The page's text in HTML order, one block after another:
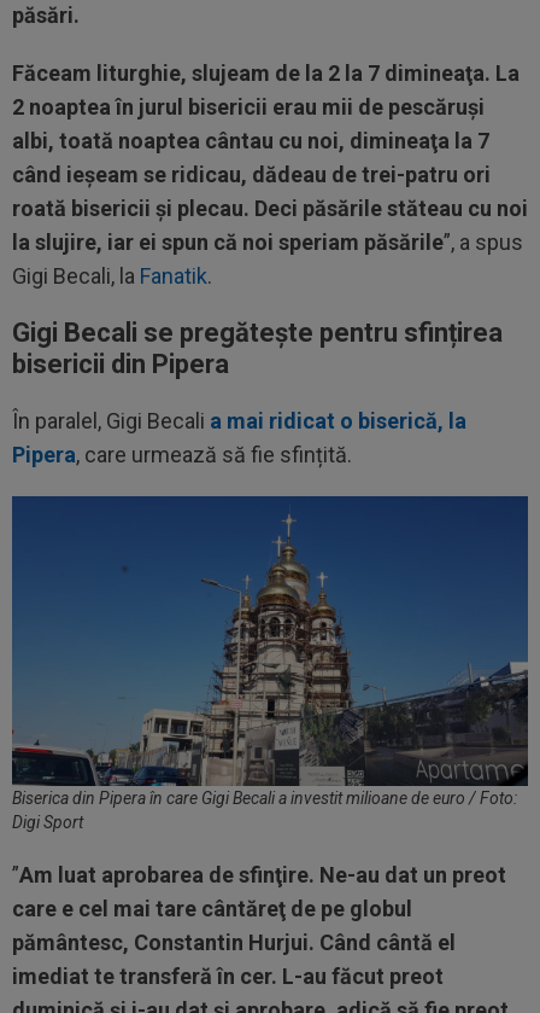
păsări.
Făceam liturghie, slujeam de la 2 la 7 dimineaţa. La
2 noaptea în jurul bisericii erau mii de pescăruşi
albi, toată noaptea cântau cu noi, dimineaţa la 7
când ieşeam se ridicau, dădeau de trei-patru ori
roată bisericii şi plecau. Deci păsările stăteau cu noi
la slujire, iar ei spun că noi speriam păsările”, a spus
Gigi Becali, la Fanatik.
Gigi Becali se pregătește pentru sfințirea
bisericii din Pipera
În paralel, Gigi Becali a mai ridicat o biserică, la
Pipera, care urmează să fie sfințită.
Biserica din Pipera în care Gigi Becali a investit milioane de euro / Foto:
Digi Sport
”Am luat aprobarea de sfinţire. Ne-au dat un preot
care e cel mai tare cântăreţ de pe globul
pământesc, Constantin Hurjui. Când cântă el
imediat te transferă în cer. L-au făcut preot